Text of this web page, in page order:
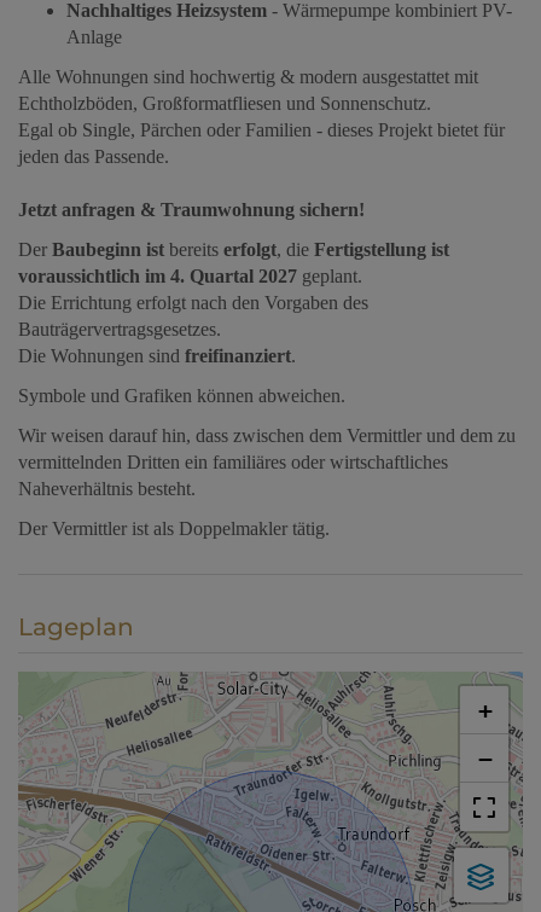
Nachhaltiges Heizsystem - Wärmepumpe kombiniert PV-
Anlage
Alle Wohnungen sind hochwertig & modern ausgestattet mit
Echtholzböden, Großformatfliesen und Sonnenschutz.
Egal ob Single, Pärchen oder Familien - dieses Projekt bietet für
jeden das Passende.
Jetzt anfragen & Traumwohnung sichern!
Der Baubeginn ist bereits erfolgt, die Fertigstellung ist
voraussichtlich im 4. Quartal 2027 geplant.
Die Errichtung erfolgt nach den Vorgaben des
Bauträgervertragsgesetzes.
Die Wohnungen sind freifinanziert.
Symbole und Grafiken können abweichen.
Wir weisen darauf hin, dass zwischen dem Vermittler und dem zu
vermittelnden Dritten ein familiäres oder wirtschaftliches
Naheverhältnis besteht.
Der Vermittler ist als Doppelmakler tätig.
Lageplan
+
−